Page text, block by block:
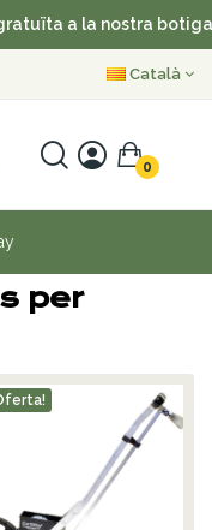
a la nostra botiga
Català
0
per